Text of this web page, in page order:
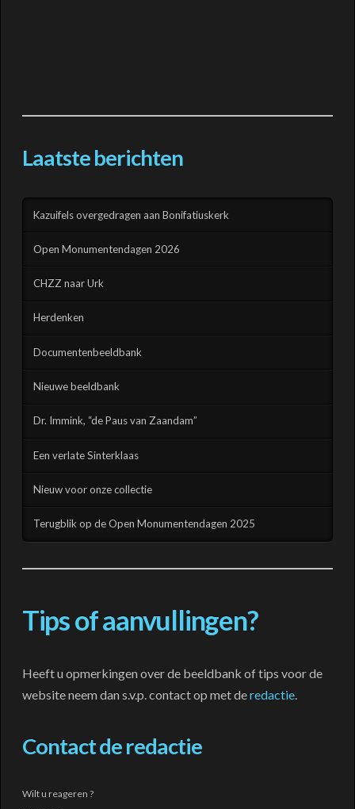
Laatste berichten
Kazuifels overgedragen aan Bonifatiuskerk
Open Monumentendagen 2026
CHZZ naar Urk
Herdenken
Documentenbeeldbank
Nieuwe beeldbank
Dr. Immink, “de Paus van Zaandam”
Een verlate Sinterklaas
Nieuw voor onze collectie
Terugblik op de Open Monumentendagen 2025
Tips of aanvullingen?
Heeft u opmerkingen over de beeldbank of tips voor de
website neem dan s.v.p. contact op met deredactie.
Contact de redactie
Wilt u reageren ?